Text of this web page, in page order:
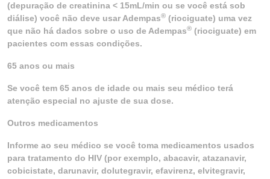
(depuração de creatinina < 15mL/min ou se você está sob
diálise) você não deve usar Adempas® (riociguate) uma vez
que não há dados sobre o uso de Adempas® (riociguate) em
pacientes com essas condições.
65 anos ou mais
Se você tem 65 anos de idade ou mais seu médico terá
atenção especial no ajuste de sua dose.
Outros medicamentos
Informe ao seu médico se você toma medicamentos usados
para tratamento do HIV (por exemplo, abacavir, atazanavir,
cobicistate, darunavir, dolutegravir, efavirenz, elvitegravir,